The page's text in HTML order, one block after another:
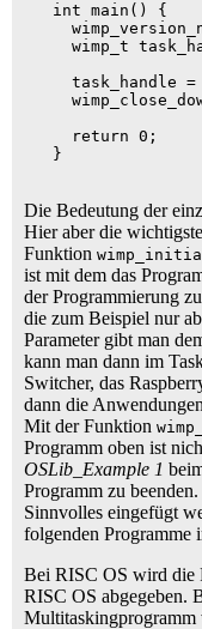
   int main() {
wimp_t
task_handle
     return 0;
   }
Die Bedeutung der
Hier aber die
Funktion
ist mit dem das
der Programmierung
die zum Beispiel nur
Parameter gibt man
kann man dann im
Switcher, das
dann die
Mit der Funktion
Programm oben ist
OSLib_Example 1
Programm zu
Sinnvolles eingefügt
folgenden Programme
Bei RISC OS wird die
RISC OS abgegeben.
Multitaskingprogramm